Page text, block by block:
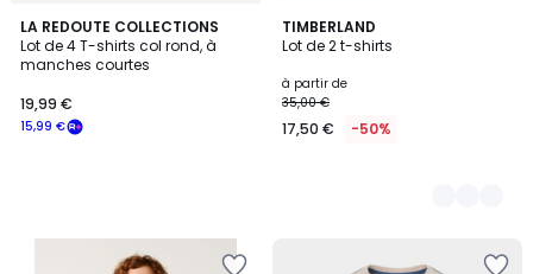
LA REDOUTE COLLECTIONS
Lot de 4 T-shirts col rond, à
manches courtes
15,99 €
19,99 €
TIMBERLAND
Lot de 2 t-shirts
à partir de
35,00 €
17,50 € -50%
2
Couleurs